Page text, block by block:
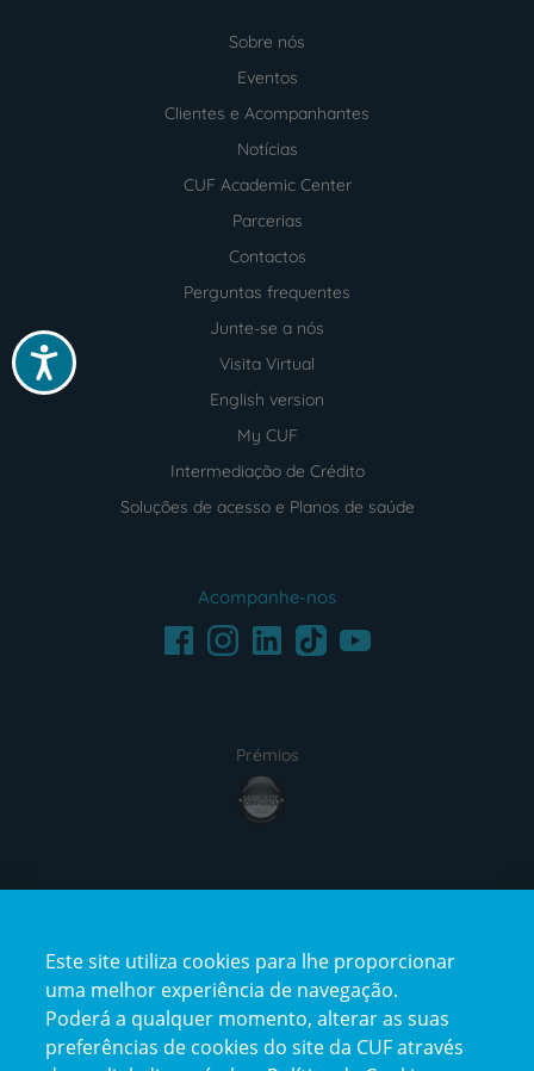
Acessibilidade
Sobre nós
Eventos
Clientes e Acompanhantes
Notícias
CUF Academic Center
Parcerias
Contactos
Perguntas frequentes
Junte-se a nós
Visita Virtual
English version
My CUF
Intermediação de Crédito
Soluções de acesso e Planos de saúde
Acompanhe-nos
FacebookInstagramLinkedInTikTokYoutube
Prémios
award4
certification2certification3
Este site utiliza cookies para lhe proporcionar
uma melhor experiência de navegação.
Poderá a qualquer momento, alterar as suas
preferências de cookies do site da CUF através